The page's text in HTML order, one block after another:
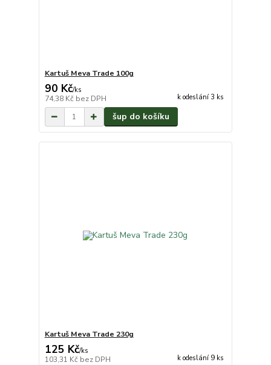
Kartuš Meva Trade 100g
90 Kč/ks
74,38 Kč bez DPH k odeslání 3 ks
šup do košíku
Kartuš Meva Trade 230g
125 Kč/ks
103,31 Kč bez DPH k odeslání 9 ks